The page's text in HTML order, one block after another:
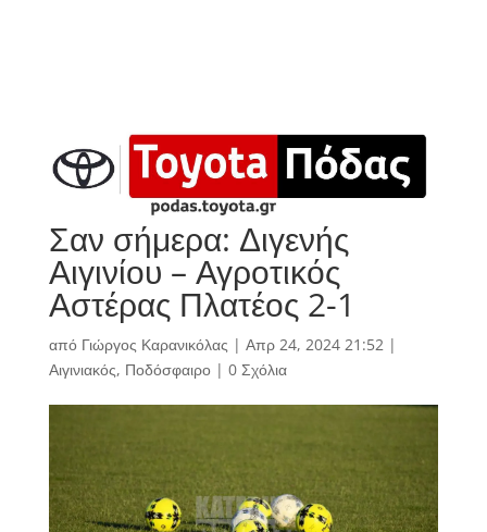
Σαν σήμερα: Διγενής
Αιγινίου – Αγροτικός
Αστέρας Πλατέος 2-1
από Γιώργος Καρανικόλας | Απρ 24, 2024 21:52|
Αιγινιακός, Ποδόσφαιρο| 0 Σχόλια